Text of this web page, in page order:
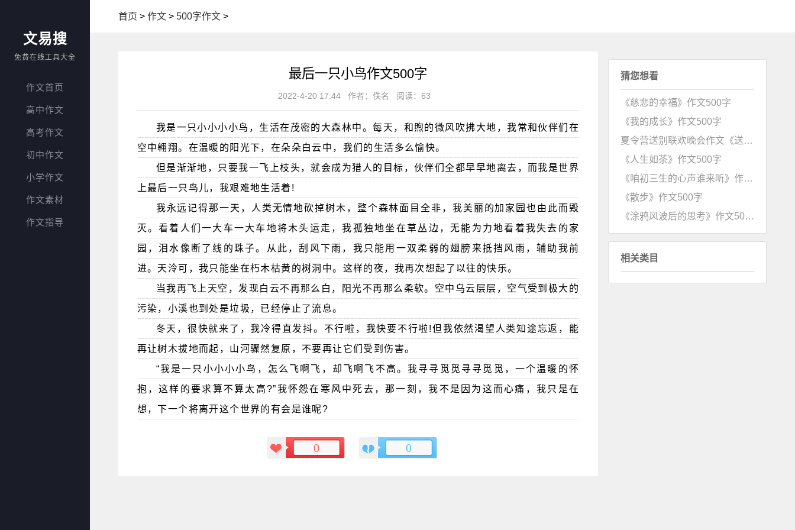
文易搜
免费在线工具大全
作文首页
高中作文
高考作文
初中作文
小学作文
作文素材
作文指导
首页 > 作文> 500字作文>
最后一只小鸟作文500字
2022-4-20 17:44 作者：佚名 阅读：63
我是一只小小小小鸟，生活在茂密的大森林中。每天，和煦的微风吹拂大地，我常和伙伴们在
空中翱翔。在温暖的阳光下，在朵朵白云中，我们的生活多么愉快。
但是渐渐地，只要我一飞上枝头，就会成为猎人的目标，伙伴们全都早早地离去，而我是世界
上最后一只鸟儿，我艰难地生活着!
我永远记得那一天，人类无情地砍掉树木，整个森林面目全非，我美丽的加家园也由此而毁
灭。看着人们一大车一大车地将木头运走，我孤独地坐在草丛边，无能为力地看着我失去的家
园，泪水像断了线的珠子。从此，刮风下雨，我只能用一双柔弱的翅膀来抵挡风雨，辅助我前
进。天泠可，我只能坐在朽木枯黄的树洞中。这样的夜，我再次想起了以往的快乐。
当我再飞上天空，发现白云不再那么白，阳光不再那么柔软。空中乌云层层，空气受到极大的
污染，小溪也到处是垃圾，已经停止了流息。
冬天，很快就来了，我冷得直发抖。不行啦，我快要不行啦!但我依然渴望人类知途忘返，能
再让树木拔地而起，山河骤然复原，不要再让它们受到伤害。
“我是一只小小小小鸟，怎么飞啊飞，却飞啊飞不高。我寻寻觅觅寻寻觅觅，一个温暖的怀
抱，这样的要求算不算太高?”我怀怨在寒风中死去，那一刻，我不是因为这而心痛，我只是在
想，下一个将离开这个世界的有会是谁呢?
0 0
猜您想看
《慈悲的幸福》作文500字
《我的成长》作文500字
夏令营送别联欢晚会作文《送别》
《人生如茶》作文500字
《咱初三生的心声谁来听》作文500字
《散步》作文500字
《涂鸦风波后的思考》作文500字
相关类目